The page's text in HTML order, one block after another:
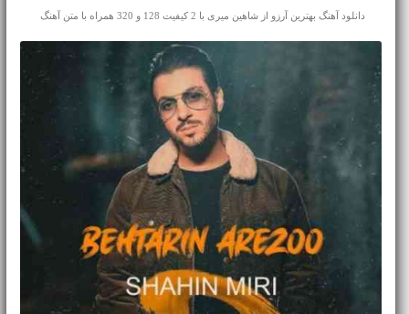
دانلود آهنگ بهترین آرزو از شاهین میری با 2 کیفیت 128 و 320 همراه با متن آهنگ